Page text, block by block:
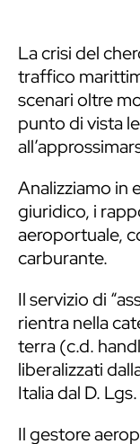
La crisi del
traffico
scenari oltre
punto di vista
Analizziamo in
giuridico, i
aeroportuale,
carburante.
Il servizio di
rientra nella
terra (c.d.
liberalizzati
Italia dal D.
Il gestore